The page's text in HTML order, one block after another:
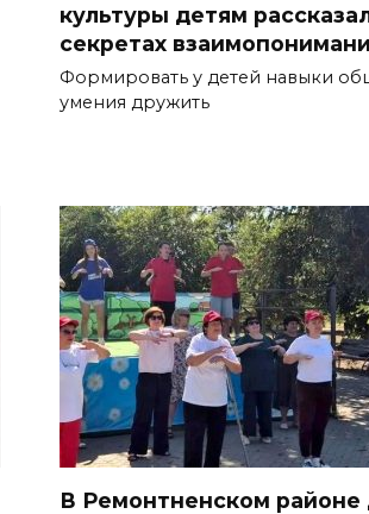
культуры детям
секретах
Формировать у детей навыки
умения дружить
В Ремонтненском районе